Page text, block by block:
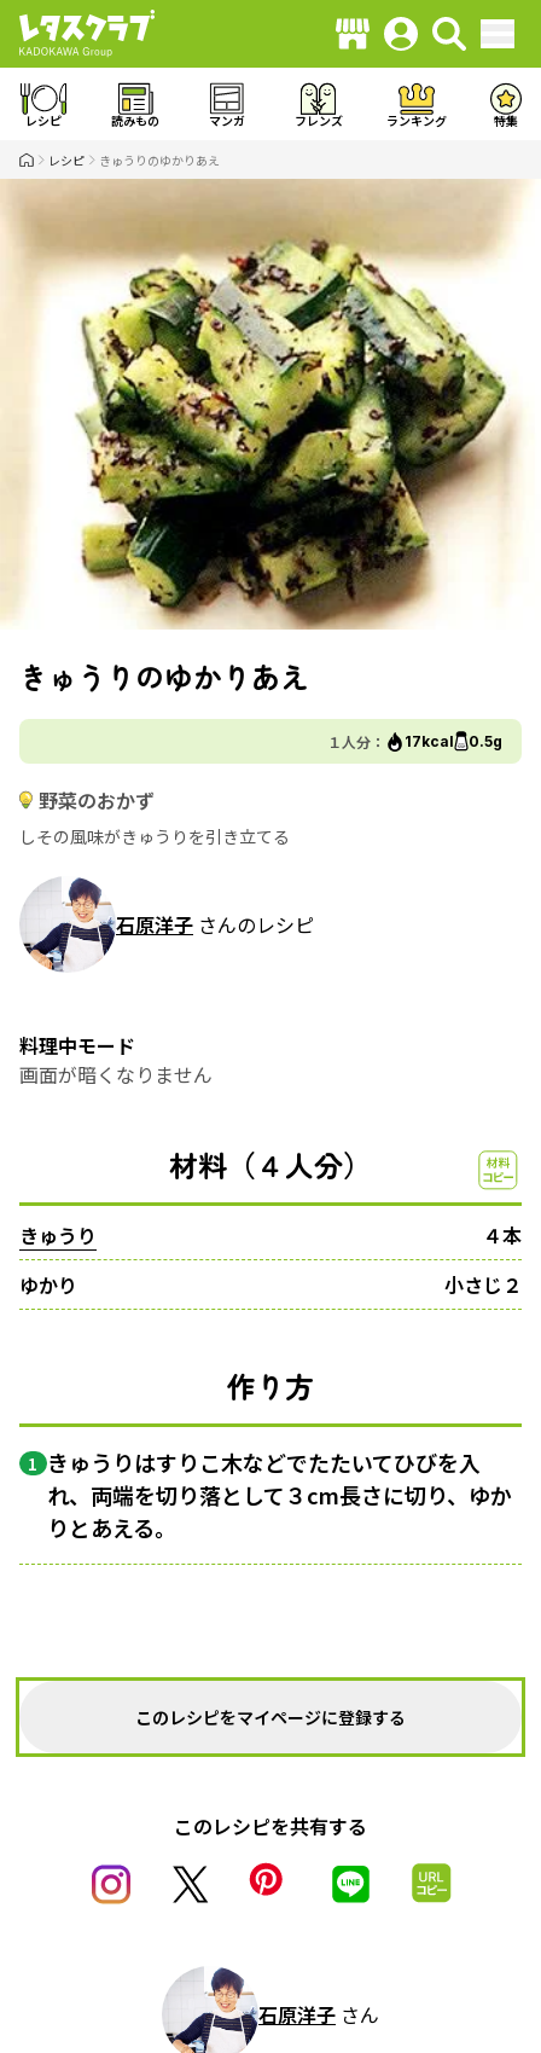
レシピ 読みもの マンガ フレンズ ランキング 特集
レシピ きゅうりのゆかりあえ
きゅうりのゆかりあえ
１人分： 17kcal 0.5g
野菜のおかず
しその風味がきゅうりを引き立てる
石原洋子 さんのレシピ
料理中モード
画面が暗くなりません
材料（４人分）
きゅうり
４本
ゆかり
小さじ２
作り方
1 きゅうりはすりこ木などでたたいてひびを入
れ、両端を切り落として３cm長さに切り、ゆか
りとあえる。
このレシピをマイページに登録する
このレシピを共有する
石原洋子 さん